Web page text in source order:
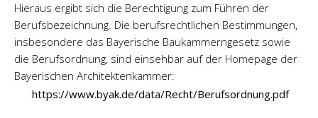
Hieraus ergibt sich die Berechtigung zum Führen der
Berufsbezeichnung. Die berufsrechtlichen Bestimmungen,
insbesondere das Bayerische Baukammerngesetz sowie
die Berufsordnung, sind einsehbar auf der Homepage der
Bayerischen Architektenkammer:
https://www.byak.de/data/Recht/Berufsordnung.pdf